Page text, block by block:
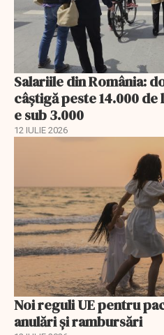
Salariile din România:
câștigă peste 14.000
e sub 3.000
12 IULIE 2026
Noi reguli UE pentru
anulări și rambursări